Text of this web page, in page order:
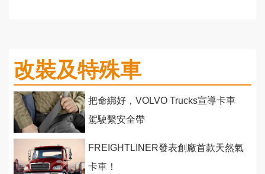
改裝及特殊車
把命綁好，VOLVO Trucks宣導卡車
駕駛繫安全帶
FREIGHTLINER發表創廠首款天然氣
卡車！